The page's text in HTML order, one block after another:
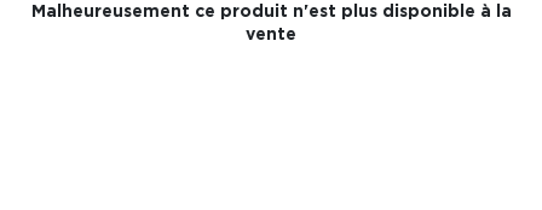
Malheureusement ce produit n'est plus disponible à la
vente